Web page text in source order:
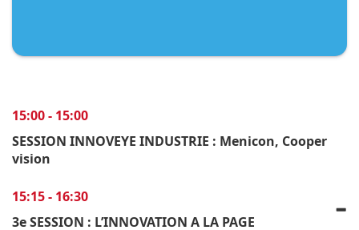
15:00 - 15:00
SESSION INNOVEYE INDUSTRIE : Menicon, Cooper
vision
15:15 - 16:30
3e SESSION : L’INNOVATION A LA PAGE